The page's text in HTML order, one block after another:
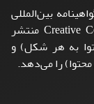
بین‌المللی
Creative Commons Attribution 4.0 International License منتشر
به هر شکل) و
را می‌دهد.